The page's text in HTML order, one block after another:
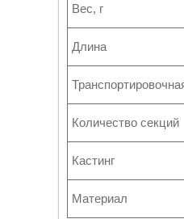
Вес, г
Длина
Количество секций
Кастинг
Материал